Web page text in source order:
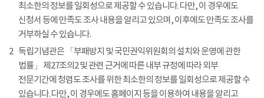
최소한의 정보를 일회성으로 제공할 수 있습니다. 다만, 이 경우에도
신청서 등에 만족도 조사 내용을 알리고 있으며, 이후에도 만족도 조사를
거부하실 수 있습니다.
2 독립기념관은 「부패방지 및 국민권익위원회의 설치와 운영에 관한
법률」 제27조의2 및 관련 근거에 따른 내부 규정에 따라 외부
전문기간에 청렴도 조사를 위한 최소한의 정보를 일회성으로 제공할 수
있습니다. 다만, 이 경우에도 홈페이지 등을 이용하여 내용을 알리고